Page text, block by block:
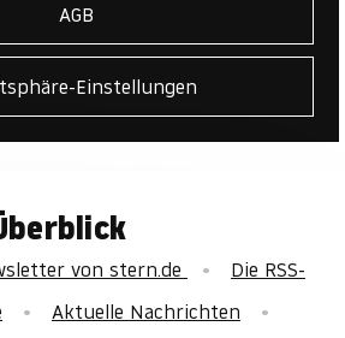
AGB
Einstellungen
von stern.de
Die RSS-
Aktuelle Nachrichten